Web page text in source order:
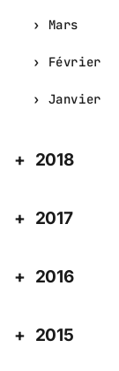
Mars
Février
Janvier
2018
2017
2016
2015